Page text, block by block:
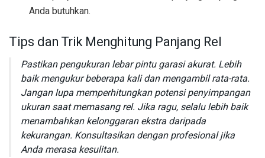
Anda butuhkan.
Tips dan Trik Menghitung Panjang Rel
Pastikan pengukuran lebar pintu garasi akurat. Lebih
baik mengukur beberapa kali dan mengambil rata-rata.
Jangan lupa memperhitungkan potensi penyimpangan
ukuran saat memasang rel. Jika ragu, selalu lebih baik
menambahkan kelonggaran ekstra daripada
kekurangan. Konsultasikan dengan profesional jika
Anda merasa kesulitan.